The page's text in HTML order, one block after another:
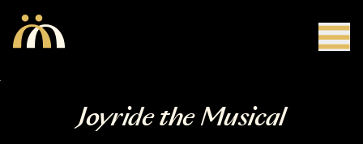
Joyride the Musical